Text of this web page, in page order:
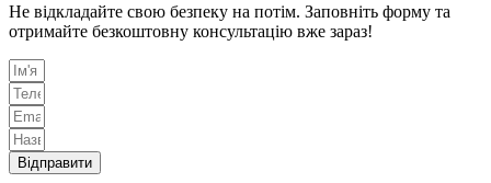
Не відкладайте свою безпеку на потім. Заповніть форму та
отримайте безкоштовну консультацію вже зараз!
Відправити